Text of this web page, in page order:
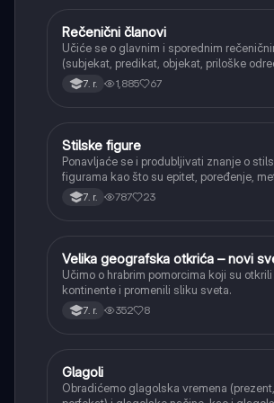
Srpski jezik
Rečenični članovi
Učiće se o glavnim i sporednim
(subjekat, predikat, objekat, priloške
apozicija) i njihovoj funkciji.
7. r. 1,885 67
Srpski jezik
Stilske figure
Ponavljaće se i produbljivati znanje o
figurama kao što su epitet, poređenje,
personifikacija, hiperbola, onomatopeja,
asonanca, razumevajući njihovu ulogu u
7. r. 787 23
Istorija
Velika geografska otkrića – novi
Učimo o hrabrim pomorcima koji su
kontinente i promenili sliku sveta.
7. r. 352 8
Srpski jezik
Glagoli
Obradićemo glagolska vremena